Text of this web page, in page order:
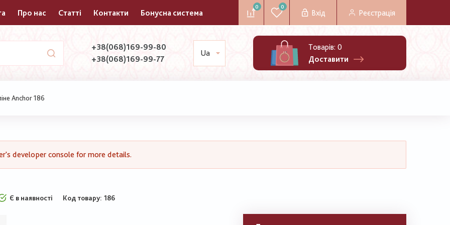
Про нас Статті Контакти Бонусна система
0 0
Вхід Реєстрація
+38(068)169-99-80
+38(068)169-99-77
Ua
Товарів: 0
Доставити
Anchor 186
developer console for more details.
Є в наявності Код товару 186